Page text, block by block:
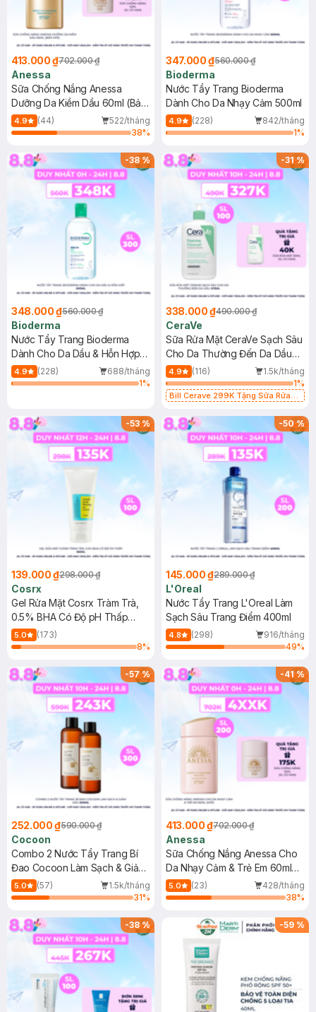
413.000 ₫702.000 ₫
Anessa
Sữa Chống Nắng Anessa
Dưỡng Da Kiềm Dầu 60ml (Bản
Mới)
4.9 (44)
522/tháng
38%
347.000 ₫560.000 ₫
Bioderma
Nước Tẩy Trang Bioderma
Dành Cho Da Nhạy Cảm 500ml
4.9 (228)
842/tháng
1%
-38%
348.000 ₫560.000 ₫
Bioderma
Nước Tẩy Trang Bioderma
Dành Cho Da Dầu & Hỗn Hợp
500ml
4.9 (228)
688/tháng
1%
-31%
338.000 ₫490.000 ₫
CeraVe
Sữa Rửa Mặt CeraVe Sạch Sâu
Cho Da Thường Đến Da Dầu
473ml
4.9 (116)
1.5k/tháng
1%
Bill Cerave 299K Tặng Sữa Rửa
-53%
139.000 ₫298.000 ₫
Cosrx
Gel Rửa Mặt Cosrx Tràm Trà,
0.5% BHA Có Độ pH Thấp
150ml
5.0
(173)
8%
-50%
145.000 ₫289.000 ₫
L'Oreal
Nước Tẩy Trang L'Oreal Làm
Sạch Sâu Trang Điểm 400ml
4.8 (298)
916/tháng
49%
-57%
252.000 ₫590.000 ₫
Cocoon
Combo 2 Nước Tẩy Trang Bí
Đao Cocoon Làm Sạch & Giảm
Dầu 500ml
5.0 (57)
1.5k/tháng
31%
-41%
413.000 ₫702.000 ₫
Anessa
Sữa Chống Nắng Anessa Cho
Da Nhạy Cảm & Trẻ Em 60ml
(Mới)
5.0 (23)
428/tháng
38%
-38% -59 %